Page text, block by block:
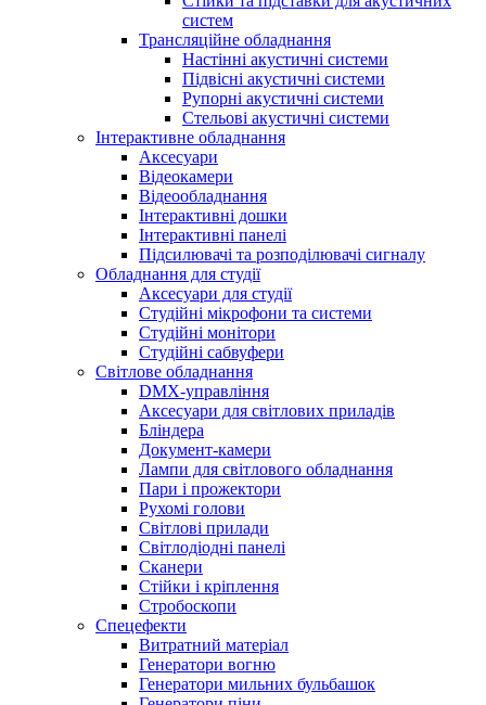
систем
Трансляційне обладнання
Настінні акустичні системи
Підвісні акустичні системи
Рупорні акустичні системи
Стельові акустичні системи
Інтерактивне обладнання
Аксесуари
Відеокамери
Відеообладнання
Інтерактивні дошки
Інтерактивні панелі
Підсилювачі та розподілювачі сигналу
Обладнання для студії
Аксесуари для студії
Студійні мікрофони та системи
Студійні монітори
Студійні сабвуфери
Світлове обладнання
DMX-управління
Аксесуари для світлових приладів
Бліндера
Документ-камери
Лампи для світлового обладнання
Пари і прожектори
Рухомі голови
Світлові прилади
Світлодіодні панелі
Сканери
Стійки і кріплення
Стробоскопи
Спецефекти
Витратний матеріал
Генератори вогню
Генератори мильних бульбашок